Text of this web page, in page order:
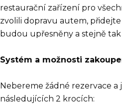
restaurační zařízení pro
zvolili dopravu autem,
budou upřesněny a stejně
Systém a možnosti
Nebereme žádné rezervace
následujících 2 krocích: